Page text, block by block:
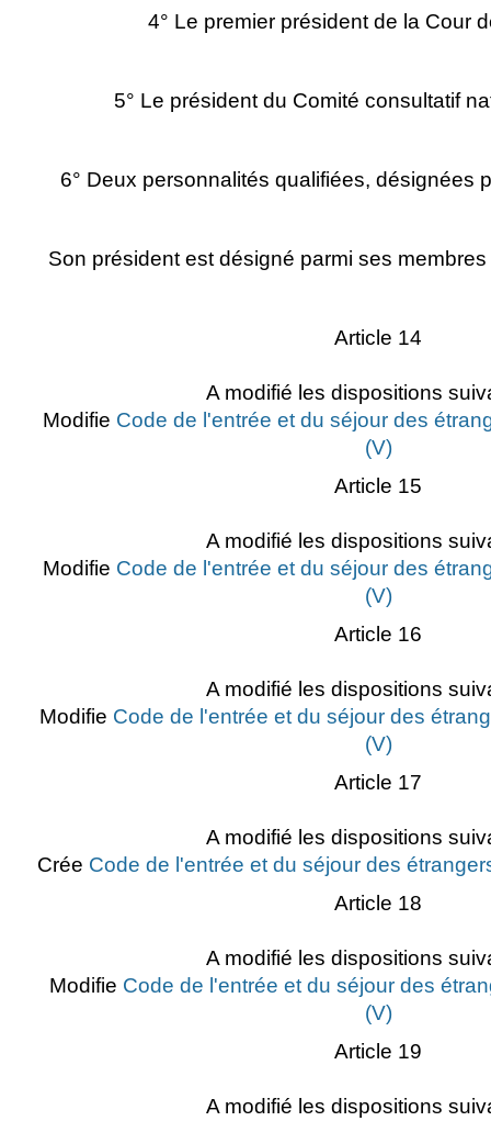
4° Le premier président de la Cour
5° Le président du Comité consultatif
6° Deux personnalités qualifiées, désignées
Son président est désigné parmi ses
Article 14
A modifié les dispositions
Modifie Code de l'entrée et du séjour des
(V)
Article 15
A modifié les dispositions
Modifie Code de l'entrée et du séjour des
(V)
Article 16
A modifié les dispositions
Modifie Code de l'entrée et du séjour des
(V)
Article 17
A modifié les dispositions
Crée Code de l'entrée et du séjour des
Article 18
A modifié les dispositions
Modifie Code de l'entrée et du séjour des
(V)
Article 19
A modifié les dispositions